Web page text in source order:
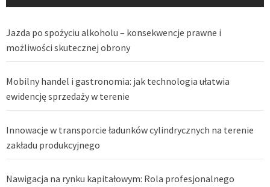
Jazda po spożyciu alkoholu – konsekwencje prawne i
możliwości skutecznej obrony
Mobilny handel i gastronomia: jak technologia ułatwia
ewidencję sprzedaży w terenie
Innowacje w transporcie ładunków cylindrycznych na terenie
zakładu produkcyjnego
Nawigacja na rynku kapitałowym: Rola profesjonalnego